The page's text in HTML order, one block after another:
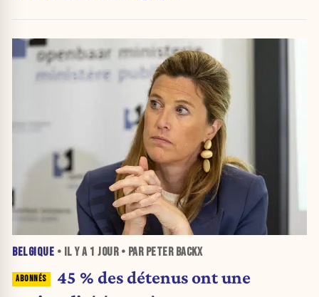
BELGIQUE • IL Y A 1 JOUR• PAR PETER BACKX
45 % des détenus ont une